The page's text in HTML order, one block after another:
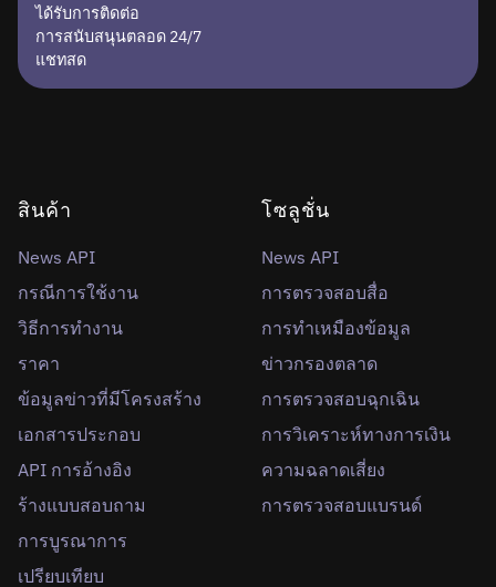
ได้รับการติดต่อ
การสนับสนุนตลอด 24/7
แชทสด
สินค้า
News API
กรณีการใช้งาน
วิธีการทำงาน
ราคา
ข้อมูลข่าวที่มีโครงสร้าง
เอกสารประกอบ
API การอ้างอิง
ร้างแบบสอบถาม
การบูรณาการ
เปรียบเทียบ
โซลูชั่น
News API
การตรวจสอบสื่อ
การทำเหมืองข้อมูล
ข่าวกรองตลาด
การตรวจสอบฉุกเฉิน
การวิเคราะห์ทางการเงิน
ความฉลาดเสี่ยง
การตรวจสอบแบรนด์